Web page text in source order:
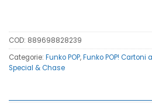
COD: 889698828239
Categorie: Funko POP,Funko POP!
Special & Chase